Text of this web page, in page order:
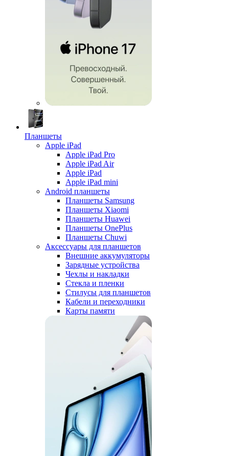
Планшеты
Apple iPad
Apple iPad Pro
Apple iPad Air
Apple iPad
Apple iPad mini
Android планшеты
Планшеты Samsung
Планшеты Xiaomi
Планшеты Huawei
Планшеты OnePlus
Планшеты Chuwi
Аксессуары для планшетов
Внешние аккумуляторы
Зарядные устройства
Чехлы и накладки
Стекла и пленки
Стилусы для планшетов
Кабели и переходники
Карты памяти